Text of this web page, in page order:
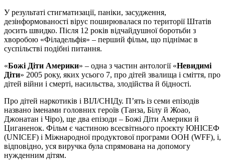
У результаті стигматизації, паніки, засудження,
дезінформованості вірус поширювалася по території Штатів
досить швидко. Після 12 років відчайдушної боротьби з
хворобою «Філадельфія» – перший фільм, що піднімає в
суспільстві подібні питання.
«Божі Діти Америки» – одна з частин антології «Невидимі
Діти» 2005 року, яких усього 7, про дітей звалища і сміття, про
дітей війни і смерті, насильства, злодійства й бідності.
Про дітей наркотиків і ВІЛ/СНІДу. П’ять із семи епізодів
названо іменами головних героїв (Танза, Білу й Жоао,
Джонатан і Чіро), ще два епізоди – Божі Діти Америки й
Циганенок. Фільм є частиною всесвітнього проєкту ЮНІСЕФ
(UNICEF) і Міжнародної продуктової програми ООН (WFF), і,
відповідно, уся виручка була спрямована на допомогу
нужденним дітям.